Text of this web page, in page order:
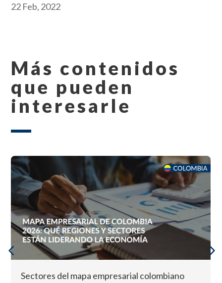
22 Feb, 2022
Más contenidos
que pueden
interesarle
Sectores del mapa empresarial colombiano